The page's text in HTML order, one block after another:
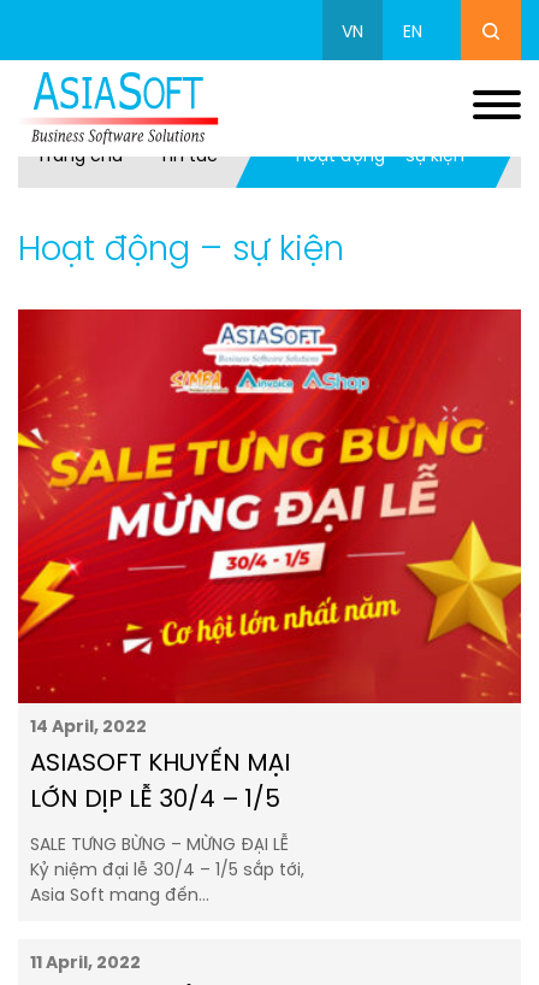
VN EN
Trang chủ Tin tức Hoạt động – sự kiện
Hoạt động – sự kiện
14 April, 2022
ASIASOFT KHUYẾN MẠI
LỚN DỊP LỄ 30/4 – 1/5
SALE TƯNG BỪNG – MỪNG ĐẠI LỄ
Kỷ niệm đại lễ 30/4 – 1/5 sắp tới,
Asia Soft mang đến…
11 April, 2022